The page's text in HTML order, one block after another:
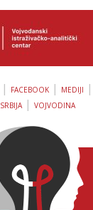
| FACEBOOK | MEDIJI |
SRBIJA| VOJVODINA